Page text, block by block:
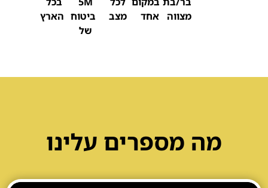
מצווה
אחד
מצב
ביטוח
של
הארץ
מה מספרים עלינו